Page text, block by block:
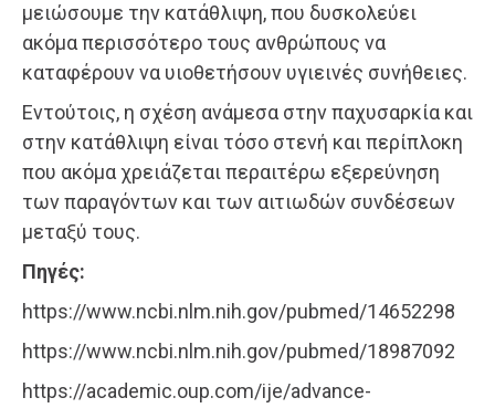
μειώσουμε την κατάθλιψη, που δυσκολεύει
ακόμα περισσότερο τους ανθρώπους να
καταφέρουν να υιοθετήσουν υγιεινές συνήθειες.
Εντούτοις, η σχέση ανάμεσα στην παχυσαρκία και
στην κατάθλιψη είναι τόσο στενή και περίπλοκη
που ακόμα χρειάζεται περαιτέρω εξερεύνηση
των παραγόντων και των αιτιωδών συνδέσεων
μεταξύ τους.
Πηγές:
https://www.ncbi.nlm.nih.gov/pubmed/14652298
https://www.ncbi.nlm.nih.gov/pubmed/18987092
https://academic.oup.com/ije/advance-